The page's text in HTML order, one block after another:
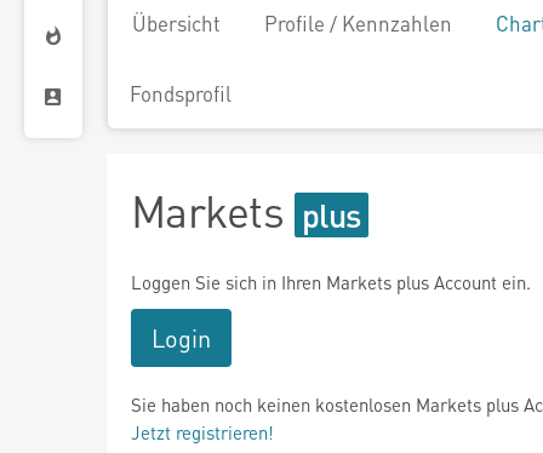
Übersicht Profile / Kennzahlen
Fondsprofil
Markets
Loggen Sie sich in Ihren Markets plus Account ein.
Login
Sie haben noch keinen kostenlosen Markets plus
Jetzt registrieren!